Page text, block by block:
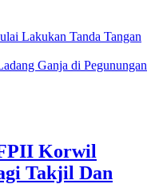
Lakukan Tanda Tangan
Ganja di Pegunungan
Korwil
Takjil Dan